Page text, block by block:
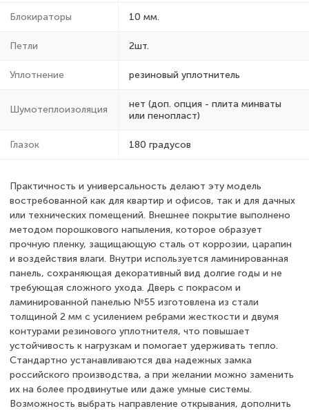
Блокираторы 10 мм.
Петли 2шт.
Уплотнение резиновый уплотнитель
Шумотеплоизоляция
нет (доп. опция - плита минваты
или пенопласт)
Глазок 180 градусов
Практичность и универсальность делают эту модель
востребованной как для квартир и офисов, так и для дачных
или технических помещений. Внешнее покрытие выполнено
методом порошкового напыления, которое образует
прочную пленку, защищающую сталь от коррозии, царапин
и воздействия влаги. Внутри используется ламинированная
панель, сохраняющая декоративный вид долгие годы и не
требующая сложного ухода. Дверь с покрасом и
ламинированной панелью №55 изготовлена из стали
толщиной 2 мм с усилением ребрами жесткости и двумя
контурами резинового уплотнителя, что повышает
устойчивость к нагрузкам и помогает удерживать тепло.
Стандартно устанавливаются два надежных замка
российского производства, а при желании можно заменить
их на более продвинутые или даже умные системы.
Возможность выбрать направление открывания, дополнить